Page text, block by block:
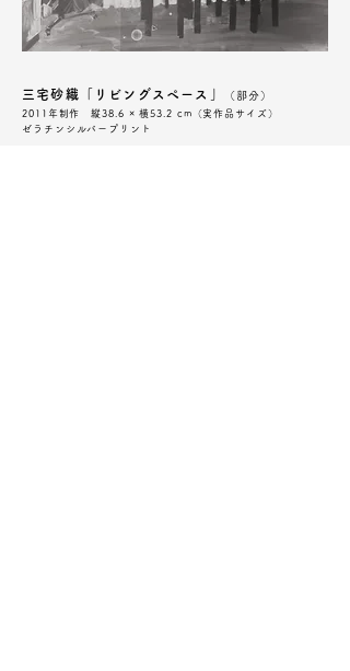
三宅砂織「リビングスペース」 （部分）
2011年制作 縦38.6 × 横53.2 cm（実作品サイズ）
ゼラチンシルバープリント